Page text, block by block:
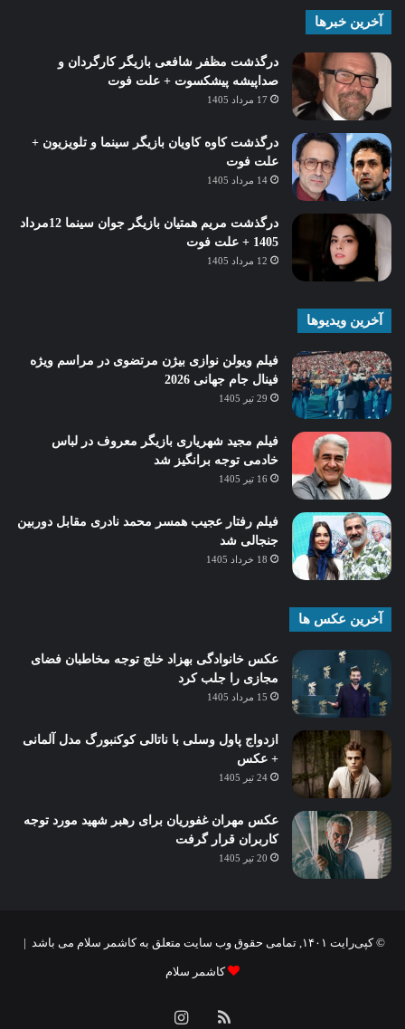
آخرین خبرها
درگذشت مظفر شافعی بازیگر کارگردان و
صداپیشه پیشکسوت + علت فوت
17 مرداد 1405
درگذشت کاوه کاویان بازیگر سینما و تلویزیون +
علت فوت
14 مرداد 1405
درگذشت مریم همتیان بازیگر جوان سینما 12مرداد
1405 + علت فوت
12 مرداد 1405
آخرین ویدیوها
فیلم ویولن نوازی بیژن مرتضوی در مراسم ویژه
فینال جام جهانی 2026
29 تیر 1405
فیلم مجید شهریاری بازیگر معروف در لباس
خادمی توجه برانگیز شد
16 تیر 1405
فیلم رفتار عجیب همسر محمد نادری مقابل دوربین
جنجالی شد
18 خرداد 1405
آخرین عکس ها
عکس خانوادگی بهزاد خلج توجه مخاطبان فضای
مجازی را جلب کرد
15 مرداد 1405
ازدواج پاول وسلی با ناتالی کوکنبورگ مدل آلمانی
+ عکس
24 تیر 1405
عکس مهران غفوریان برای رهبر شهید مورد توجه
کاربران قرار گرفت
20 تیر 1405
© کپی‌رایت ۱۴۰۱, تمامی حقوق وب سایت متعلق به کاشمر سلام می باشد |
کاشمر سلام
خوراکاینستاگرام